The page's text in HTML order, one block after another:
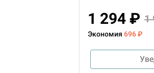
1 294 ₽ 1
Экономия 696 ₽